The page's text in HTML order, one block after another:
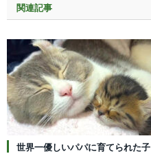
関連記事
世界一優しいパパに育てられた子